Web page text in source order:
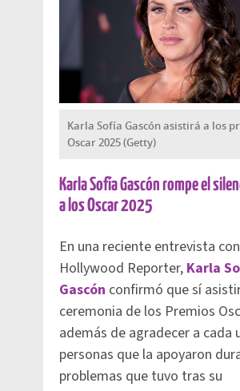
Karla Sofía Gascón asistirá a los
Oscar 2025 (Getty)
Karla Sofía Gascón rompe el
a los Oscar 2025
En una reciente entrevista
Hollywood Reporter, Karla
Gascón confirmó que sí
ceremonia de los Premios
además de agradecer a cada
personas que la apoyaron
problemas que tuvo tras su